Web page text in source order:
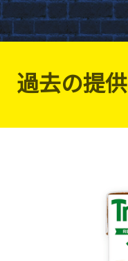
過去の提